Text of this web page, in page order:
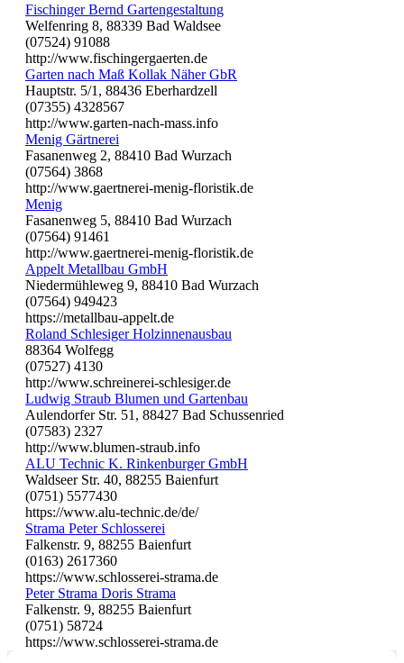
Fischinger Bernd Gartengestaltung
Welfenring 8, 88339 Bad Waldsee
(07524) 91088
http://www.fischingergaerten.de
Garten nach Maß Kollak Näher GbR
Hauptstr. 5/1, 88436 Eberhardzell
(07355) 4328567
http://www.garten-nach-mass.info
Menig Gärtnerei
Fasanenweg 2, 88410 Bad Wurzach
(07564) 3868
http://www.gaertnerei-menig-floristik.de
Menig
Fasanenweg 5, 88410 Bad Wurzach
(07564) 91461
http://www.gaertnerei-menig-floristik.de
Appelt Metallbau GmbH
Niedermühleweg 9, 88410 Bad Wurzach
(07564) 949423
https://metallbau-appelt.de
Roland Schlesiger Holzinnenausbau
88364 Wolfegg
(07527) 4130
http://www.schreinerei-schlesiger.de
Ludwig Straub Blumen und Gartenbau
Aulendorfer Str. 51, 88427 Bad Schussenried
(07583) 2327
http://www.blumen-straub.info
ALU Technic K. Rinkenburger GmbH
Waldseer Str. 40, 88255 Baienfurt
(0751) 5577430
https://www.alu-technic.de/de/
Strama Peter Schlosserei
Falkenstr. 9, 88255 Baienfurt
(0163) 2617360
https://www.schlosserei-strama.de
Peter Strama Doris Strama
Falkenstr. 9, 88255 Baienfurt
(0751) 58724
https://www.schlosserei-strama.de